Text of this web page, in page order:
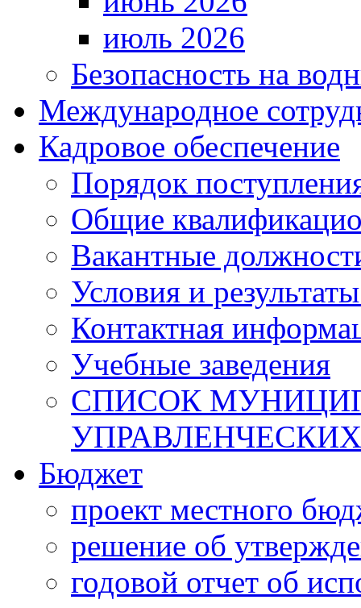
июль 2026
Безопасность на
Международное
Кадровое обеспечение
Порядок
Общие
Вакантные
Условия и
Контактная
Учебные заведения
СПИСОК
Бюджет
проект местного
решение об
годовой отчет об